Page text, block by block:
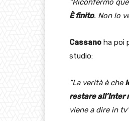
“Riconfermo
È finito. Non lo
Cassano ha poi
studio:
“La verità è che
restare all’Inter
viene a dire in